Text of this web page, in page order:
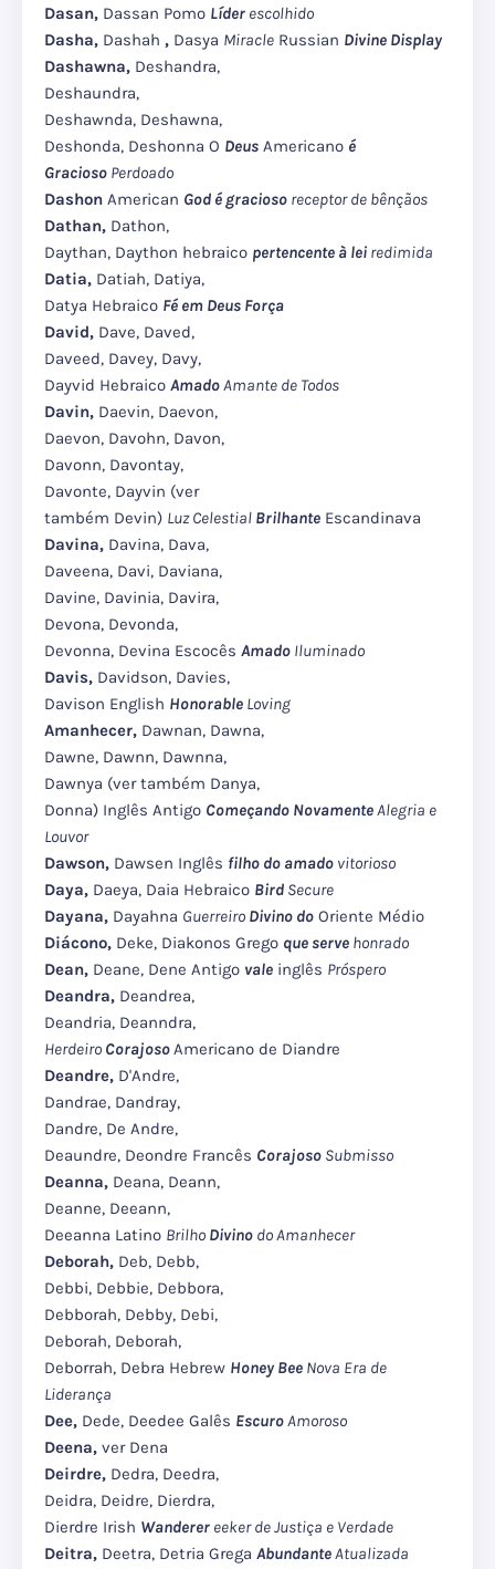
Dasan, Dassan Pomo Líder escolhido
Dasha, Dashah , Dasya Miracle Russian Divine Display
Dashawna, Deshandra,
Deshaundra,
Deshawnda, Deshawna,
Deshonda, Deshonna O Deus Americano é
Gracioso Perdoado
Dashon American God é gracioso receptor de bênçãos
Dathan, Dathon,
Daythan, Daython hebraico pertencente à lei redimida
Datia, Datiah, Datiya,
Datya Hebraico Fé em Deus Força
David, Dave, Daved,
Daveed, Davey, Davy,
Dayvid Hebraico AmadoAmante de Todos
Davin, Daevin, Daevon,
Daevon, Davohn, Davon,
Davonn, Davontay,
Davonte, Dayvin (ver
também Devin) Luz Celestial Brilhante Escandinava
Davina, Davina, Dava,
Daveena, Davi, Daviana,
Davine, Davinia, Davira,
Devona, Devonda,
Devonna, Devina Escocês Amado Iluminado
Davis, Davidson, Davies,
Davison English Honorable Loving
Amanhecer, Dawnan, Dawna,
Dawne, Dawnn, Dawnna,
Dawnya (ver também Danya,
Donna) Inglês Antigo Começando NovamenteAlegria e
Louvor
Dawson, Dawsen Inglês filho do amado vitorioso
Daya, Daeya, Daia Hebraico Bird Secure
Dayana, Dayahna Guerreiro Divino do Oriente Médio
Diácono, Deke, Diakonos Grego que serve honrado
Dean, Deane, Dene Antigo vale inglês Próspero
Deandra, Deandrea,
Deandria, Deanndra,
Herdeiro CorajosoAmericano de Diandre
Deandre, D'Andre,
Dandrae, Dandray,
Dandre, De Andre,
Deaundre, Deondre Francês Corajoso Submisso
Deanna, Deana, Deann,
Deanne, Deeann,
Deeanna Latino Brilho Divino do Amanhecer
Deborah, Deb, Debb,
Debbi, Debbie, Debbora,
Debborah, Debby, Debi,
Deborah, Deborah,
Deborrah, Debra Hebrew Honey Bee Nova Era de
Liderança
Dee, Dede, Deedee Galês EscuroAmoroso
Deena, ver Dena
Deirdre, Dedra, Deedra,
Deidra, Deidre, Dierdra,
Dierdre Irish Wanderer eeker de Justiça e Verdade
Deitra, Deetra, Detria Grega AbundanteAtualizada